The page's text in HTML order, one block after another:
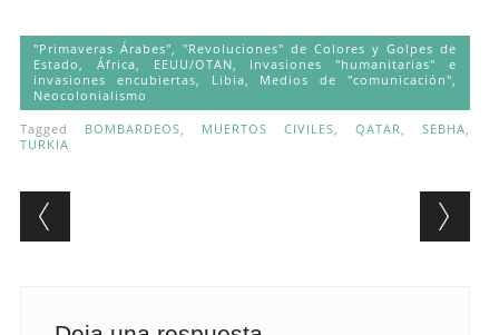
"Primaveras Árabes", "Revoluciones" de Colores y Golpes de
Estado
África EEUU/OTAN
Invasiones "humanitarias" e
invasiones encubiertas
Libia Medios de "comunicación"
Neocolonialismo
Tagged BOMBARDEOS MUERTOS CIVILES QATAR SEBHA
TURKIA
Post navigation